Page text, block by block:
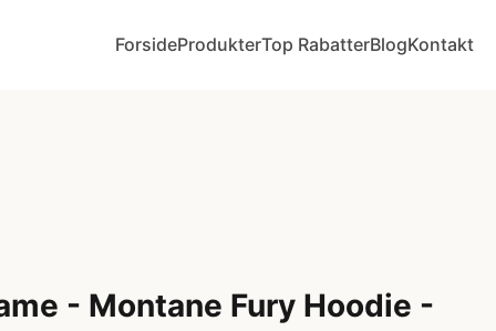
ForsideProdukterTop RabatterBlogKontakt
- Montane Fury Hoodie -